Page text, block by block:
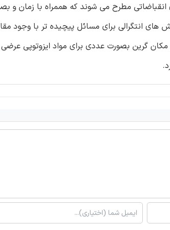
مطرح می شوند که هممراه با زمان و
انتگرالی برای مسائل پیچیده تر با وجود
گرین بصورت عددی برای مواد ایزوتوپی